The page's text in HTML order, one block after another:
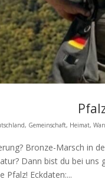
, Gemeinschaft, Heimat,
Bronze-Marsch in
Dann bist du bei
Pfalz! Eckdaten:...